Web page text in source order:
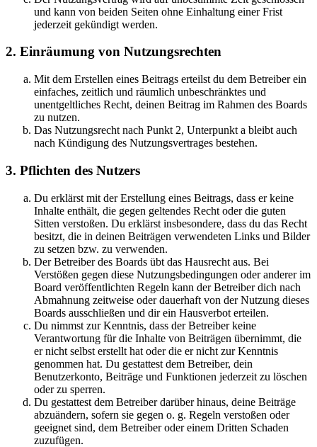
und kann von beiden Seiten ohne Einhaltung einer Frist
jederzeit gekündigt werden.
2. Einräumung von Nutzungsrechten
Mit dem Erstellen eines Beitrags erteilst du dem Betreiber ein
einfaches, zeitlich und räumlich unbeschränktes und
unentgeltliches Recht, deinen Beitrag im Rahmen des Boards
zu nutzen.
Das Nutzungsrecht nach Punkt 2, Unterpunkt a bleibt auch
nach Kündigung des Nutzungsvertrages bestehen.
3. Pflichten des Nutzers
Du erklärst mit der Erstellung eines Beitrags, dass er keine
Inhalte enthält, die gegen geltendes Recht oder die guten
Sitten verstoßen. Du erklärst insbesondere, dass du das Recht
besitzt, die in deinen Beiträgen verwendeten Links und Bilder
zu setzen bzw. zu verwenden.
Der Betreiber des Boards übt das Hausrecht aus. Bei
Verstößen gegen diese Nutzungsbedingungen oder anderer im
Board veröffentlichten Regeln kann der Betreiber dich nach
Abmahnung zeitweise oder dauerhaft von der Nutzung dieses
Boards ausschließen und dir ein Hausverbot erteilen.
Du nimmst zur Kenntnis, dass der Betreiber keine
Verantwortung für die Inhalte von Beiträgen übernimmt, die
er nicht selbst erstellt hat oder die er nicht zur Kenntnis
genommen hat. Du gestattest dem Betreiber, dein
Benutzerkonto, Beiträge und Funktionen jederzeit zu löschen
oder zu sperren.
Du gestattest dem Betreiber darüber hinaus, deine Beiträge
abzuändern, sofern sie gegen o. g. Regeln verstoßen oder
geeignet sind, dem Betreiber oder einem Dritten Schaden
zuzufügen.